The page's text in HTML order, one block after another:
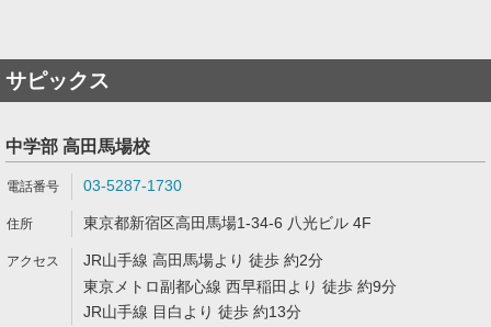
サピックス
中学部 高田馬場校
03-5287-1730
東京都新宿区高田馬場1-34-6 八光ビル 4F
JR山手線 高田馬場より 徒歩 約2分
東京メトロ副都心線 西早稲田より 徒歩 約9分
JR山手線 目白より 徒歩 約13分